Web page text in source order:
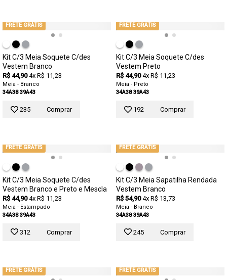
FRETE GRÁTIS
Kit C/3 Meia Soquete C/des
Vestem Branco
R$ 44,90 4x R$ 11,23
Meia - Branco
34A38 39A43
235 Comprar
FRETE GRÁTIS
Kit C/3 Meia Soquete C/des
Vestem Preto
R$ 44,90 4x R$ 11,23
Meia - Preto
34A38 39A43
192 Comprar
FRETE GRÁTIS
Kit C/3 Meia Soquete C/des
Vestem Branco e Preto e Mescla
R$ 44,90 4x R$ 11,23
Meia - Estampado
34A38 39A43
312 Comprar
FRETE GRÁTIS
Kit C/3 Meia Sapatilha Rendada
Vestem Branco
R$ 54,90 4x R$ 13,73
Meia - Branco
34A38 39A43
245 Comprar
FRETE GRÁTIS FRETE GRÁTIS